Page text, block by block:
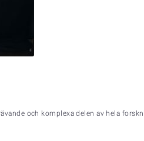
och komplexa delen av hela